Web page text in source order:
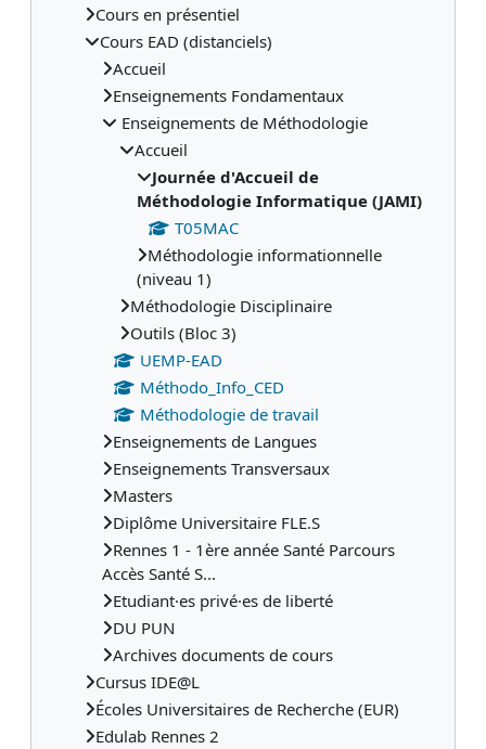
Cours en présentiel
Cours EAD (distanciels)
Accueil
Enseignements Fondamentaux
Enseignements de Méthodologie
Accueil
Journée d'Accueil de
Méthodologie Informatique (JAMI)
T05MAC
Méthodologie informationnelle
(niveau 1)
Méthodologie Disciplinaire
Outils (Bloc 3)
UEMP-EAD
Méthodo_Info_CED
Méthodologie de travail
Enseignements de Langues
Enseignements Transversaux
Masters
Diplôme Universitaire FLE.S
Rennes 1 - 1ère année Santé Parcours
Accès Santé S...
Etudiant·es privé·es de liberté
DU PUN
Archives documents de cours
Cursus IDE@L
Écoles Universitaires de Recherche (EUR)
Edulab Rennes 2